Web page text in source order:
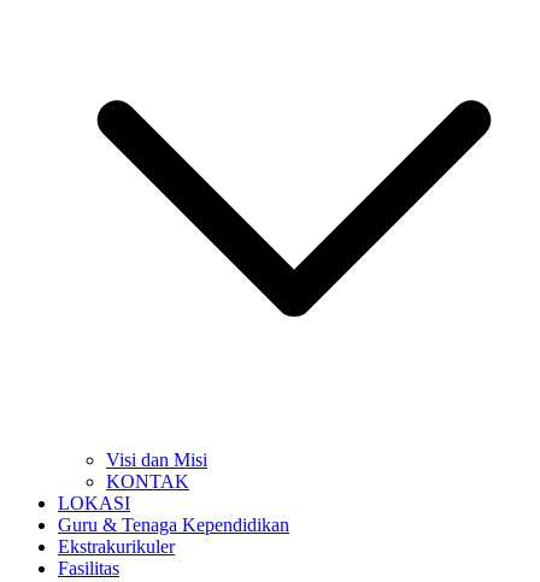
Visi dan Misi
KONTAK
LOKASI
Guru & Tenaga Kependidikan
Ekstrakurikuler
Fasilitas